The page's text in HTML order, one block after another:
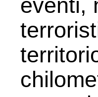
eventi,